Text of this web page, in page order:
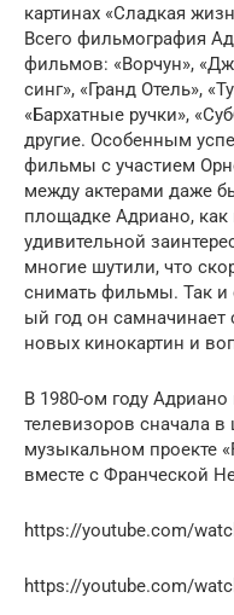
картинах «Сладкая
Всего фильмография
фильмов: «Ворчун»,
синг», «Гранд Отель»,
«Бархатные ручки»,
другие. Особенным
фильмы с участием
между актерами даже
площадке Адриано, как
удивительной
многие шутили, что
снимать фильмы. Так и
ый год он
новых кинокартин и
В 1980-ом году Адриано
телевизоров сначала в
музыкальном проекте
вместе с Франческой
https://youtube.com/
https://youtube.com/